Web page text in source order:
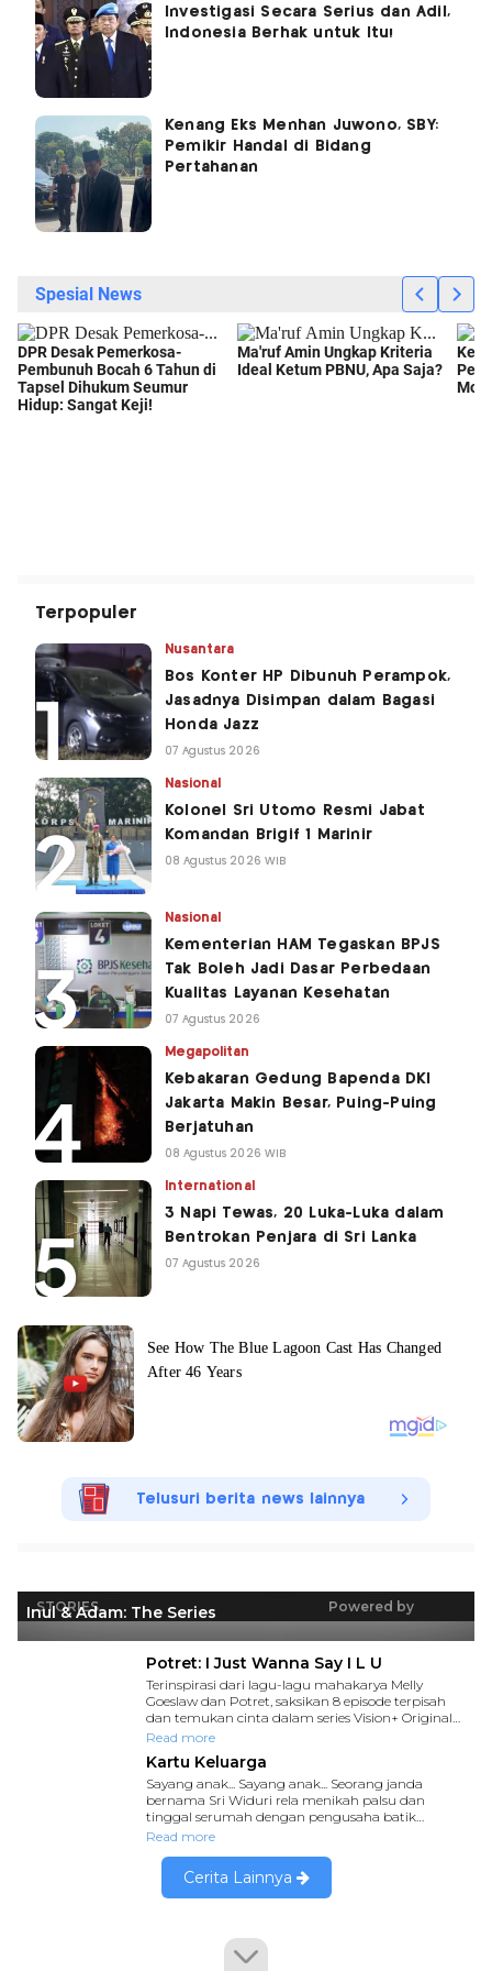
Investigasi Secara Serius dan Adil,
Indonesia Berhak untuk Itu!
Kenang Eks Menhan Juwono, SBY:
Pemikir Handal di Bidang
Pertahanan
Terpopuler
Nusantara
Bos Konter HP Dibunuh Perampok,
Jasadnya Disimpan dalam Bagasi
Honda Jazz
07 Agustus 2026
Nasional
Kolonel Sri Utomo Resmi Jabat
Komandan Brigif 1 Marinir
08 Agustus 2026 WIB
Nasional
Kementerian HAM Tegaskan BPJS
Tak Boleh Jadi Dasar Perbedaan
Kualitas Layanan Kesehatan
07 Agustus 2026
Megapolitan
Kebakaran Gedung Bapenda DKI
Jakarta Makin Besar, Puing-Puing
Berjatuhan
08 Agustus 2026 WIB
International
3 Napi Tewas, 20 Luka-Luka dalam
Bentrokan Penjara di Sri Lanka
07 Agustus 2026
Telusuri berita news lainnya